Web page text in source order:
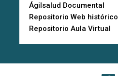
Ágilsalud Documental
Repositorio Web histórico
Repositorio Aula Virtual